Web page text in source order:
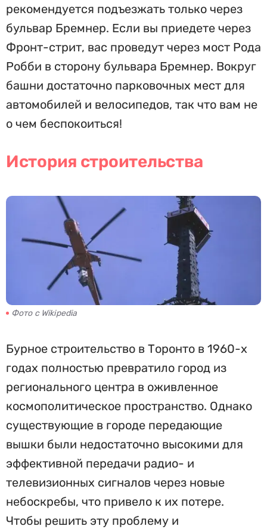
рекомендуется подъезжать только через
бульвар Бремнер. Если вы приедете через
Фронт-стрит, вас проведут через мост Рода
Робби в сторону бульвара Бремнер. Вокруг
башни достаточно парковочных мест для
автомобилей и велосипедов, так что вам не
о чем беспокоиться!
История строительства
Фото с Wikipedia
Бурное строительство в Торонто в 1960-х
годах полностью превратило город из
регионального центра в оживленное
космополитическое пространство. Однако
существующие в городе передающие
вышки были недостаточно высокими для
эффективной передачи радио- и
телевизионных сигналов через новые
небоскребы, что привело к их потере.
Чтобы решить эту проблему и